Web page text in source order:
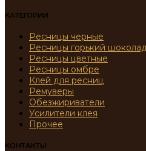
КАТЕГОРИИ
Ресницы черные
Ресницы горький
Ресницы цветные
Ресницы омбре
Клей для ресниц
Ремуверы
Обезжириватели
Усилители клея
Прочее
КОНТАКТЫ